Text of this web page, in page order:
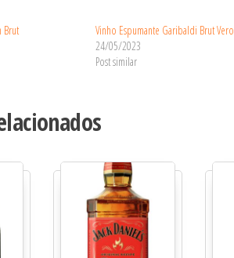
Brut
Vinho Espumante Garibaldi Brut Vero
24/05/2023
Post similar